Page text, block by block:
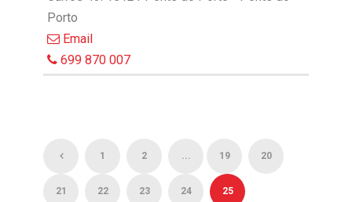
Porto
Email
699 870 007
1 2 ... 19 20
21 22 23 24 25